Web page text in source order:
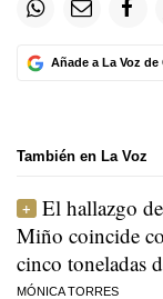
Añade a La Voz
También en La Voz
El hallazgo
Miño coincide
cinco toneladas
MÓNICA TORRES